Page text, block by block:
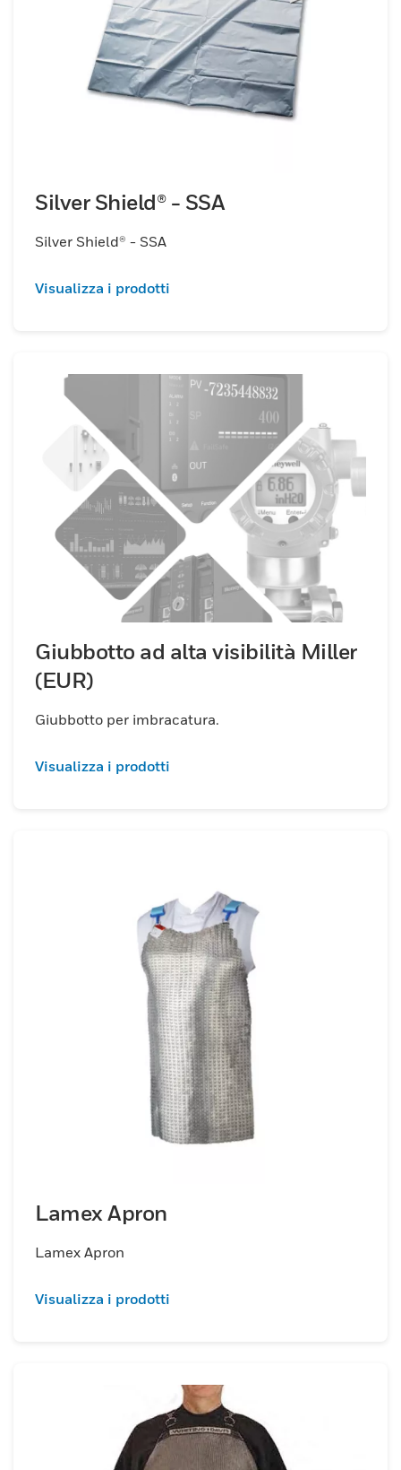
Silver Shield® - SSA
Silver Shield® - SSA
Visualizza i prodotti
Giubbotto ad alta visibilità Miller
(EUR)
Giubbotto per imbracatura.
Visualizza i prodotti
Lamex Apron
Lamex Apron
Visualizza i prodotti